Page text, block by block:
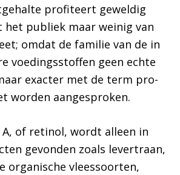
profiteert geweldig
publiek maar weinig van
omdat de familie van de in
voedingsstoffen geen echte
exacter met de term pro-
worden aangesproken.
A, of retinol, wordt alleen in
gevonden zoals levertraan,
organische vleessoorten,